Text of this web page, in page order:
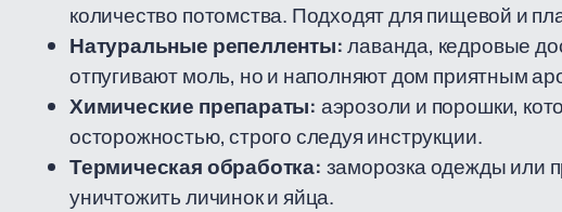
количество потомства. Подходят для пищевой и
Натуральные репелленты:лаванда, кедровые
отпугивают моль, но и наполняют дом приятным
Химические препараты: аэрозоли и порошки,
осторожностью, строго следуя инструкции.
Термическая обработка: заморозка одежды или
уничтожить личинок и яйца.